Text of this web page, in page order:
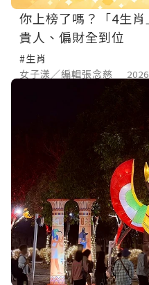
你上榜了嗎？「4生肖
貴人、偏財全到位
#生肖
女子漾／編輯張念慈